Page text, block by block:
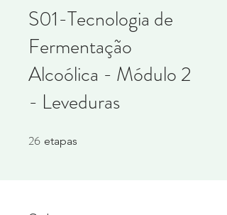
S01-Tecnologia de
Fermentação
Alcoólica - Módulo 2
- Leveduras
26 etapas